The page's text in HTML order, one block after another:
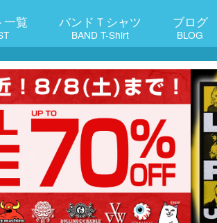
一覧 バンドＴシャツ
BAND T-Shirt
ブログ
BLOG